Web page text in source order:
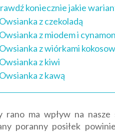
koniecznie jakie
z czekoladą
z miodem i
z wiórkami
z kiwi
z kawą
rano ma wpływ na
poranny posiłek